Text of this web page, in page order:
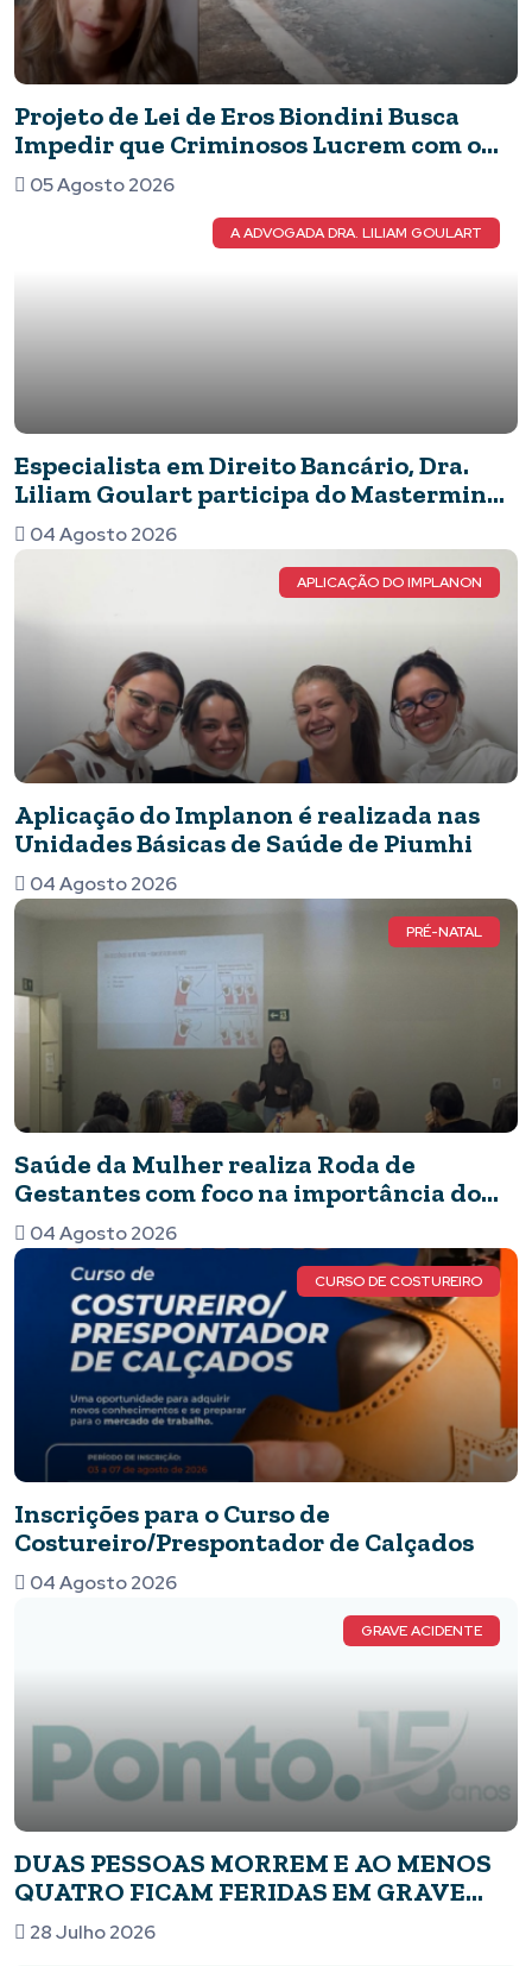
Projeto de Lei de Eros Biondini Busca
Impedir que Criminosos Lucrem com o
Patrimônio de suas Vítimas
05 Agosto 2026
A ADVOGADA DRA. LILIAM GOULART
Especialista em Direito Bancário, Dra.
Liliam Goulart participa do Mastermind
Dinastia Black sobre Marketing e
Inteligência Artificial
04 Agosto 2026
APLICAÇÃO DO IMPLANON
Aplicação do Implanon é realizada nas
Unidades Básicas de Saúde de Piumhi
04 Agosto 2026
PRÉ-NATAL
Saúde da Mulher realiza Roda de
Gestantes com foco na importância do
pré-natal
04 Agosto 2026
CURSO DE COSTUREIRO
Inscrições para o Curso de
Costureiro/Prespontador de Calçados
04 Agosto 2026
GRAVE ACIDENTE
DUAS PESSOAS MORREM E AO MENOS
QUATRO FICAM FERIDAS EM GRAVE
ACIDENTE NA PONTE DAS ARARAS, NA
MG-050, EM PIUMHI
28 Julho 2026